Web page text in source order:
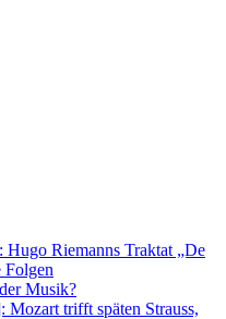
Riemanns Traktat „De
Folgen
Musik?
Mozart trifft späten Strauss,